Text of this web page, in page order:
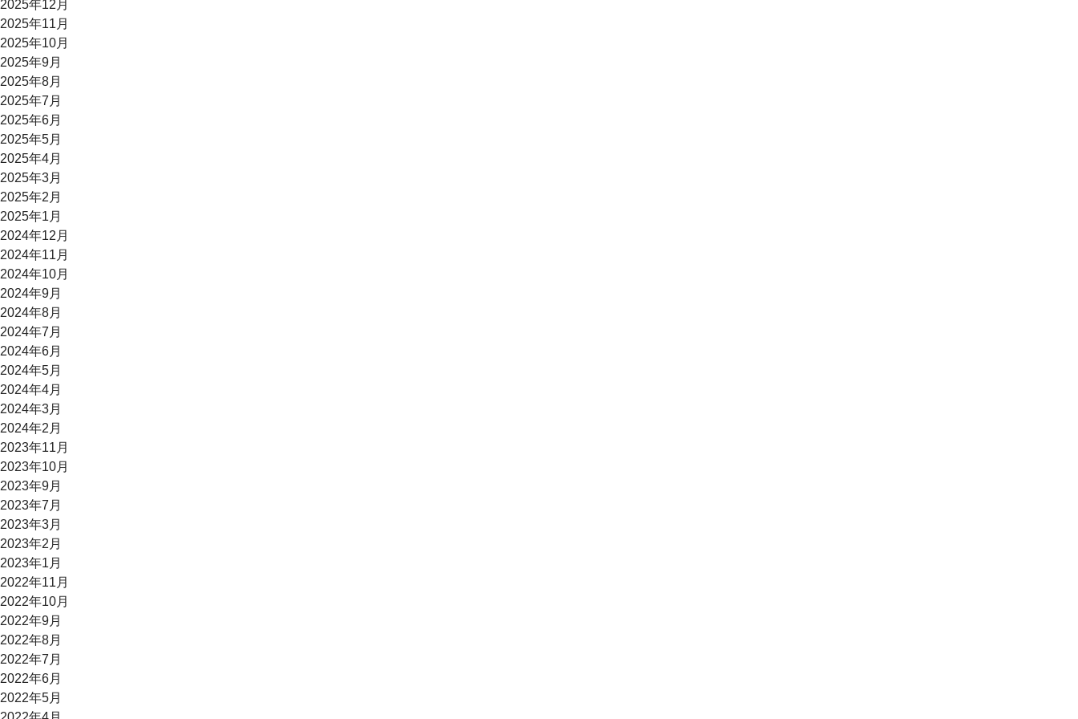
2025年12月
2025年11月
2025年10月
2025年9月
2025年8月
2025年7月
2025年6月
2025年5月
2025年4月
2025年3月
2025年2月
2025年1月
2024年12月
2024年11月
2024年10月
2024年9月
2024年8月
2024年7月
2024年6月
2024年5月
2024年4月
2024年3月
2024年2月
2023年11月
2023年10月
2023年9月
2023年7月
2023年3月
2023年2月
2023年1月
2022年11月
2022年10月
2022年9月
2022年8月
2022年7月
2022年6月
2022年5月